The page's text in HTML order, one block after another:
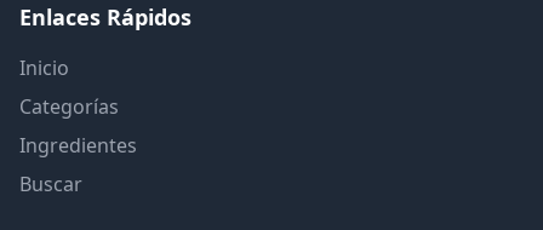
Enlaces Rápidos
Inicio
Categorías
Ingredientes
Buscar